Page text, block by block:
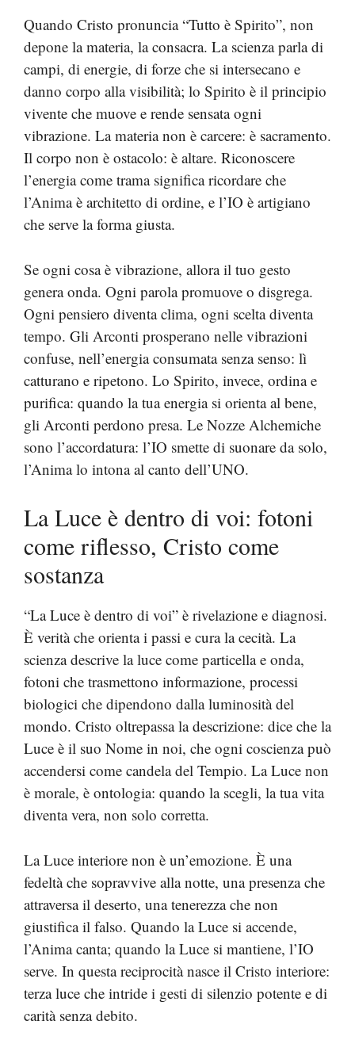
Quando Cristo pronuncia “Tutto è Spirito”, non
depone la materia, la consacra. La scienza parla di
campi, di energie, di forze che si intersecano e
danno corpo alla visibilità; lo Spirito è il principio
vivente che muove e rende sensata ogni
vibrazione. La materia non è carcere: è sacramento.
Il corpo non è ostacolo: è altare. Riconoscere
l’energia come trama significa ricordare che
l’Anima è architetto di ordine, e l’IO è artigiano
che serve la forma giusta.
Se ogni cosa è vibrazione, allora il tuo gesto
genera onda. Ogni parola promuove o disgrega.
Ogni pensiero diventa clima, ogni scelta diventa
tempo. Gli Arconti prosperano nelle vibrazioni
confuse, nell’energia consumata senza senso: lì
catturano e ripetono. Lo Spirito, invece, ordina e
purifica: quando la tua energia si orienta al bene,
gli Arconti perdono presa. Le Nozze Alchemiche
sono l’accordatura: l’IO smette di suonare da solo,
l’Anima lo intona al canto dell’UNO.
La Luce è dentro di voi: fotoni
come riflesso, Cristo come
sostanza
“La Luce è dentro di voi” è rivelazione e diagnosi.
È verità che orienta i passi e cura la cecità. La
scienza descrive la luce come particella e onda,
fotoni che trasmettono informazione, processi
biologici che dipendono dalla luminosità del
mondo. Cristo oltrepassa la descrizione: dice che la
Luce è il suo Nome in noi, che ogni coscienza può
accendersi come candela del Tempio. La Luce non
è morale, è ontologia: quando la scegli, la tua vita
diventa vera, non solo corretta.
La Luce interiore non è un’emozione. È una
fedeltà che sopravvive alla notte, una presenza che
attraversa il deserto, una tenerezza che non
giustifica il falso. Quando la Luce si accende,
l’Anima canta; quando la Luce si mantiene, l’IO
serve. In questa reciprocità nasce il Cristo interiore:
terza luce che intride i gesti di silenzio potente e di
carità senza debito.